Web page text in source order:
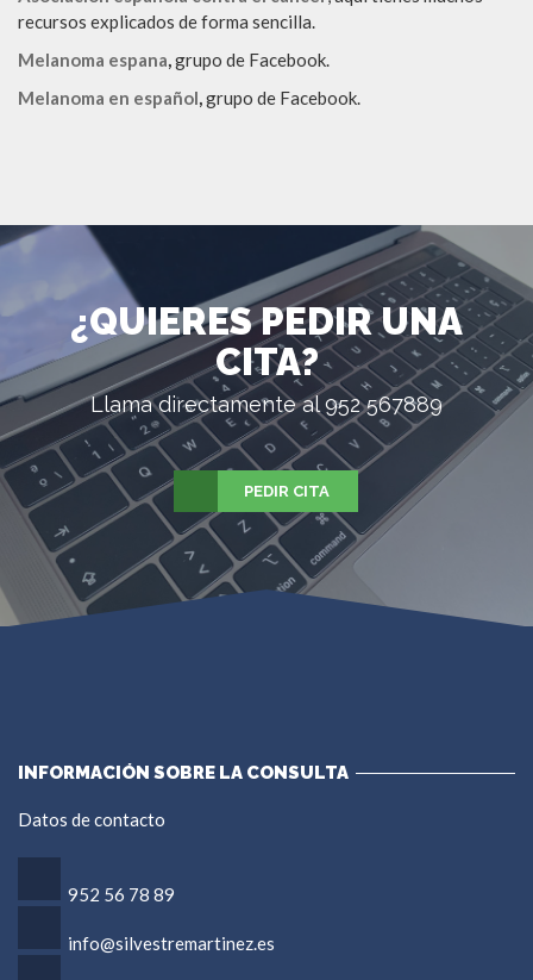
Asociación española contra el cáncer
, aquí tienes muchos
recursos explicados de forma sencilla.
Melanoma espana
grupo de Facebook.
Melanoma en español
grupo de Facebook.
¿QUIERES PEDIR UNA
CITA?
Llama directamente al 952 567889
PEDIR CITA